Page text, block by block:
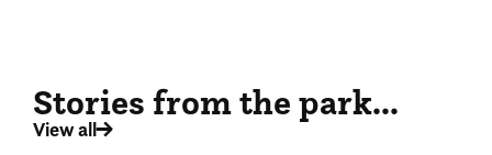
Stories from the park...
View all